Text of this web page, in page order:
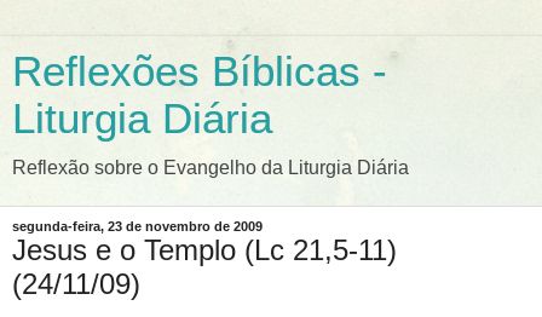
Reflexões Bíblicas -
Liturgia Diária
Reflexão sobre o Evangelho da Liturgia Diária
segunda-feira, 23 de novembro de 2009
Jesus e o Templo (Lc 21,5-11)
(24/11/09)